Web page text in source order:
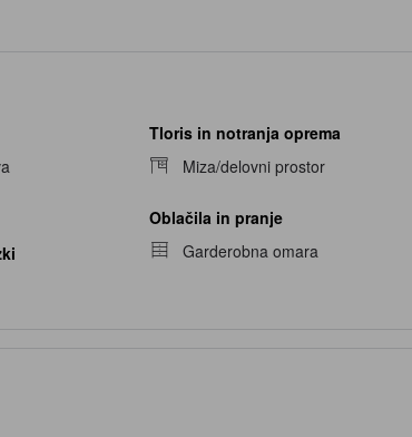
Tloris in notranja oprema
Miza/delovni prostor
Oblačila in pranje
Garderobna omara